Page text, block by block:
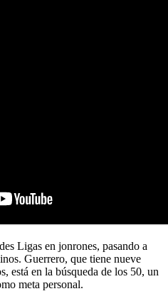
Ligas en jonrones, pasando a
Guerrero, que tiene nueve
está en la búsqueda de los 50, un
meta personal.